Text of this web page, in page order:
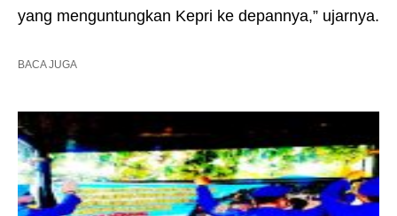
yang menguntungkan Kepri ke depannya,” ujarnya.
BACA JUGA